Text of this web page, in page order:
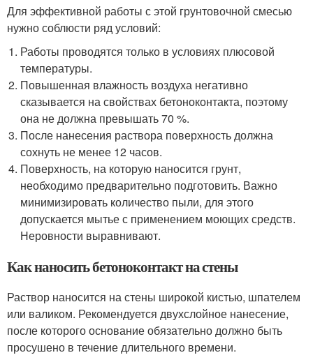
Для эффективной работы с этой грунтовочной смесью
нужно соблюсти ряд условий:
Работы проводятся только в условиях плюсовой
температуры.
Повышенная влажность воздуха негативно
сказывается на свойствах бетоноконтакта, поэтому
она не должна превышать 70 %.
После нанесения раствора поверхность должна
сохнуть не менее 12 часов.
Поверхность, на которую наносится грунт,
необходимо предварительно подготовить. Важно
минимизировать количество пыли, для этого
допускается мытье с применением моющих средств.
Неровности выравнивают.
Как наносить бетоноконтакт на стены
Раствор наносится на стены широкой кистью, шпателем
или валиком. Рекомендуется двухслойное нанесение,
после которого основание обязательно должно быть
просушено в течение длительного времени.